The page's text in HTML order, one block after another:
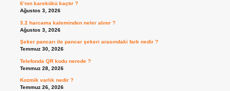
6’nın karekökü kaçtır ?
Ağustos 3, 2026
3.2 harcama kaleminden neler alınır ?
Ağustos 3, 2026
Şeker pancarı ile pancar şekeri arasındaki fark nedir ?
Temmuz 30, 2026
Telefonda QR kodu nerede ?
Temmuz 28, 2026
Kozmik varlık nedir ?
Temmuz 26, 2026